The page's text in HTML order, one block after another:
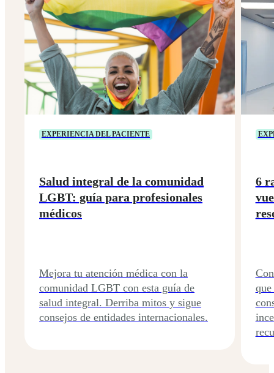
EXPERIENCIA DEL PACIENTE
Salud integral de la comunidad
LGBT: guía para profesionales
médicos
Mejora tu atención médica con la
comunidad LGBT con esta guía de
salud integral. Derriba mitos y sigue
consejos de entidades internacionales.
6